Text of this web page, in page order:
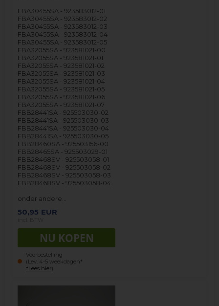
FBA30455SA - 923583012-01
FBA30455SA - 923583012-02
FBA30455SA - 923583012-03
FBA30455SA - 923583012-04
FBA30455SA - 923583012-05
FBA32055SA - 923581021-00
FBA32055SA - 923581021-01
FBA32055SA - 923581021-02
FBA32055SA - 923581021-03
FBA32055SA - 923581021-04
FBA32055SA - 923581021-05
FBA32055SA - 923581021-06
FBA32055SA - 923581021-07
FBB28441SA - 925503030-02
FBB28441SA - 925503030-03
FBB28441SA - 925503030-04
FBB28441SA - 925503030-05
FBB28460SA - 925503156-00
FBB28465SA - 925503029-01
FBB28468SV - 925503058-01
FBB28468SV - 925503058-02
FBB28468SV - 925503058-03
FBB28468SV - 925503058-04
onder andere…
50,95 EUR
Voorbestelling
(Lev. 4-5 weekdagen*
*Lees hier)